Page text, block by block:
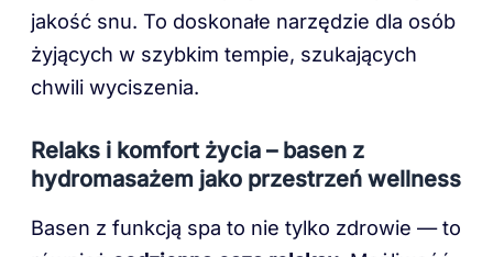
jakość snu. To doskonałe narzędzie dla osób
żyjących w szybkim tempie, szukających
chwili wyciszenia.
Relaks i komfort życia – basen z
hydromasażem jako przestrzeń wellness
Basen z funkcją spa to nie tylko zdrowie — to